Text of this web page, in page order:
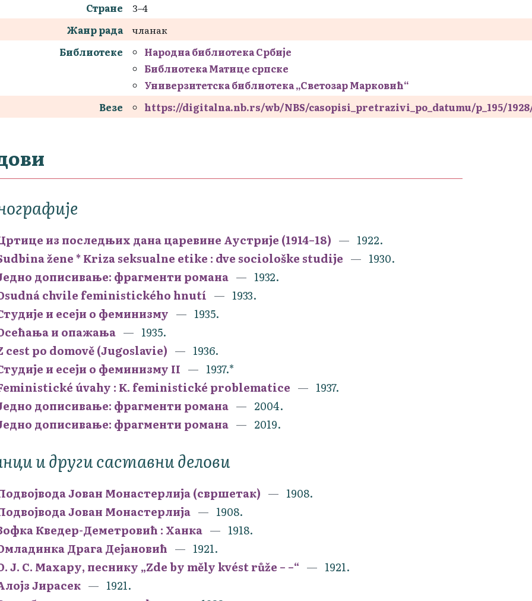
Стране
3–4
Жанр рада
чланак
Библиотеке
Народна библиотека Србије
Библиотека Матице српске
Универзитетска библиотека „Светозар Марковић“
Везе
https://digitalna.nb.rs/wb/NBS/casopisi_pretrazivi_po_datumu/p_195/
из последњих дана царевине Аустрије (1914–18)
1922.
žene * Kriza seksualne etike : dve sociološke studije
1930.
дописивање: фрагменти романа
1932.
chvile feministického hnutí
1933.
и есеји о феминизму
1935.
и опажања
1935.
cest po domově (Jugoslavie)
1936.
и есеји о феминизму II
1937.*
úvahy : K. feministické problematice
1937.
дописивање: фрагменти романа
2004.
дописивање: фрагменти романа
2019.
и други саставни делови
Јован Монастерлија (свршетак)
1908.
Јован Монастерлија
1908.
Кведер-Деметровић : Ханка
1918.
Драга Дејановић
1921.
Ј. С. Махару, песнику „Zde by měly kvést růže – –“
1921.
Јирасек
1921.